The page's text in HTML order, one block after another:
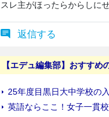
スレ主がほったらからしに
返信する